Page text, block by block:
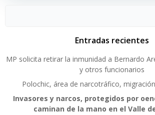
Entradas recientes
MP solicita retirar la inmunidad a Bernardo
y otros funcionarios
Polochic, área de narcotráfico,
Invasores y narcos, protegidos por
caminan de la mano en el Valle